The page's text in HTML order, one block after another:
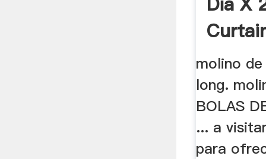
molino
long.
BOLAS
... a
para